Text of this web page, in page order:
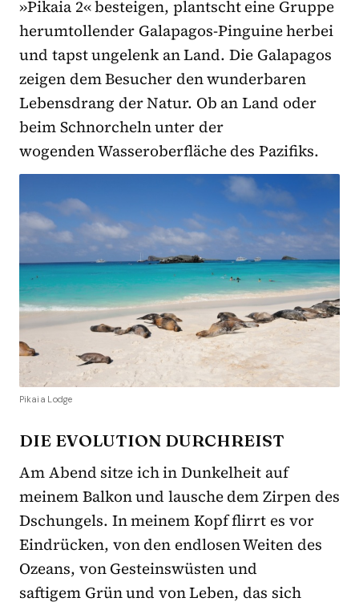
»Pikaia 2« besteigen, plantscht eine Gruppe
herumtollender Galapagos-Pinguine herbei
und tapst ungelenk an Land. Die Galapagos
zeigen dem Besucher den wunderbaren
Lebensdrang der Natur. Ob an Land oder
beim Schnorcheln unter der
wogenden Wasseroberfläche des Pazifiks.
Pikaia Lodge
DIE EVOLUTION DURCHREIST
Am Abend sitze ich in Dunkelheit auf
meinem Balkon und lausche dem Zirpen des
Dschungels. In meinem Kopf flirrt es vor
Eindrücken, von den endlosen Weiten des
Ozeans, von Gesteinswüsten und
saftigem Grün und von Leben, das sich